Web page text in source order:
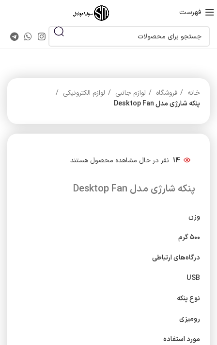
فهرست
خانه فروشگاه لوازم جانبی
لوازم الکترونیکی
پنکه شارژی مدل Desktop Fan
14 نفر در حال مشاهده محصول هستند
پنکه شارژی مدل Desktop Fan
وزن
۵۰۰ گرم
درگاه‌های ارتباطی
USB
نوع پنکه
رومیزی
مورد استفاده